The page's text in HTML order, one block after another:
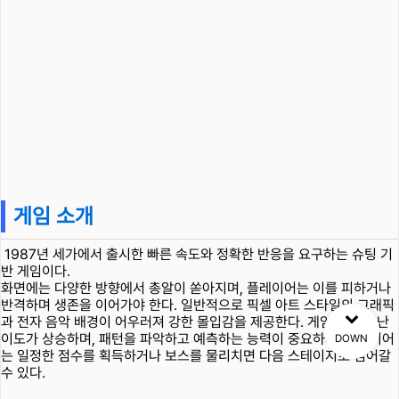
게임 소개
1987년 세가에서 출시한 빠른 속도와 정확한 반응을 요구하는 슈팅 기
반 게임이다.
화면에는 다양한 방향에서 총알이 쏟아지며, 플레이어는 이를 피하거나
반격하며 생존을 이어가야 한다. 일반적으로 픽셀 아트 스타일의 그래픽
과 전자 음악 배경이 어우러져 강한 몰입감을 제공한다. 게임은 점점 난
이도가 상승하며, 패턴을 파악하고 예측하는 능력이 중요하다. 플레이어
는 일정한 점수를 획득하거나 보스를 물리치면 다음 스테이지로 넘어갈
수 있다.
DOWN